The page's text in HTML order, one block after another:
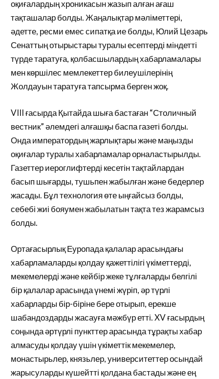
оқиғалардың хроникасын жазып алған ағаш
тақташалар болды. Жаңалықтар мәліметтері,
әдетте, ресми емес сипатқа ие болды, Юлий Цезарь
Сенаттың отырыстары туралы есептерді міндетті
түрде таратуға, қолбасшылардың хабарламалары
мен көршілес мемлекеттер билеушілерінің
Жолдауын таратуға тапсырма берген жоқ.
VIII ғасырда Қытайда шыға бастаған “Столичный
вестник” әлемдегі алғашқы баспа газеті болды.
Онда императордың жарлықтары және маңызды
оқиғалар туралы хабарламалар орналастырылды.
Газеттер иероглифтерді кесетін тақтайлардан
басып шығарды, тушьпен жабылған және бедерлер
жасады. Бұл технология өте ыңғайсыз болды,
себебі жиі бояумен жабылатын тақта тез жарамсыз
болды.
Ортағасырлық Еуропада қалалар арасындағы
хабарламаларды қолдау қажеттілігі үкіметтерді,
мекемелерді және кейбір жеке тұлғаларды белгілі
бір қалалар арасында үнемі жүріп, әр түрлі
хабарларды бір-біріне бере отырып, ерекше
шабандоздарды жасауға мәжбүр етті. XV ғасырдың
соңында әртүрлі пункттер арасында тұрақты хабар
алмасуды қолдау үшін үкіметтік мекемелер,
монастырьлер, князьлер, университеттер осындай
жарысуларды күшейтті қолдана бастады және ең